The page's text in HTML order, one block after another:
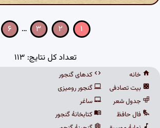
۱ ۲ ۳ … ۶
تعداد کل نتایج: ۱۱۳
خانه
بیت تصادفی
جدول شعر
فال حافظ
کدهای گنجور
گنجور رومیزی
ساغر
کتابخانهٔ گنجور